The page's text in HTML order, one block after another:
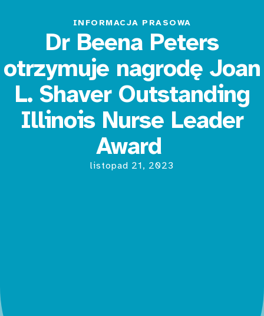
INFORMACJA PRASOWA
Dr Beena Peters
otrzymuje nagrodę Joan
L. Shaver Outstanding
Illinois Nurse Leader
Award
listopad 21, 2023